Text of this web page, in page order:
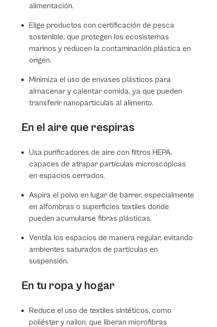
alimentación.
Elige productos con certificación de pesca
sostenible, que protegen los ecosistemas
marinos y reducen la contaminación plástica en
origen.
Minimiza el uso de envases plásticos para
almacenar y calentar comida, ya que pueden
transferir nanopartículas al alimento.
En el aire que respiras
Usa purificadores de aire con filtros HEPA,
capaces de atrapar partículas microscópicas
en espacios cerrados.
Aspira el polvo en lugar de barrer, especialmente
en alfombras o superficies textiles donde
pueden acumularse fibras plásticas.
Ventila los espacios de manera regular, evitando
ambientes saturados de partículas en
suspensión.
En tu ropa y hogar
Reduce el uso de textiles sintéticos, como
poliéster y nailon, que liberan microfibras